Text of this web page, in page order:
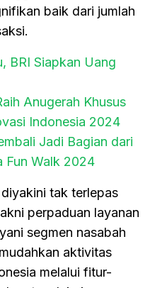
baik dari jumlah
BRI Siapkan Uang
Anugerah Khusus
Indonesia 2024
Jadi Bagian dari
Fun Walk 2024
tak terlepas
perpaduan layanan
segmen nasabah
aktivitas
melalui fitur-